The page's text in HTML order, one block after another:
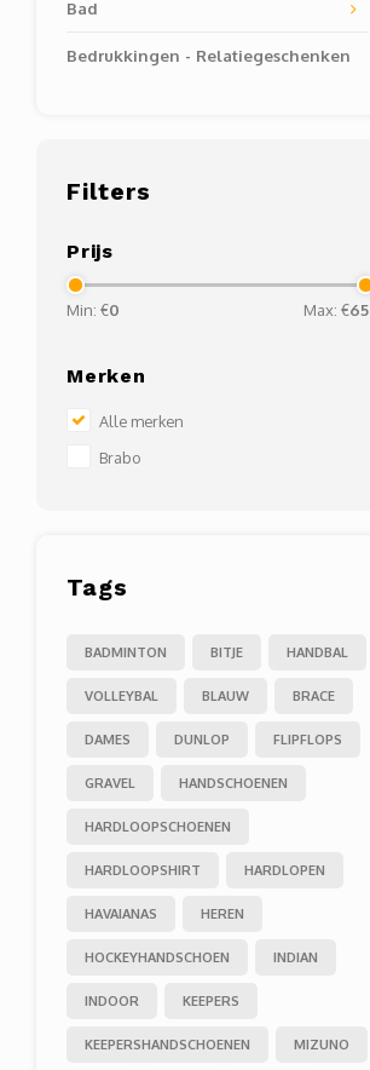
Bad
Bedrukkingen - Relatiegeschenken
Filters
Prijs
Min: €0 Max: €65
Merken
Alle merken
Brabo
Tags
BADMINTON BITJE HANDBAL
VOLLEYBAL BLAUW BRACE
DAMES DUNLOP FLIPFLOPS
GRAVEL HANDSCHOENEN
HARDLOOPSCHOENEN
HARDLOOPSHIRT HARDLOPEN
HAVAIANAS HEREN
HOCKEYHANDSCHOEN INDIAN
INDOOR KEEPERS
KEEPERSHANDSCHOENEN MIZUNO